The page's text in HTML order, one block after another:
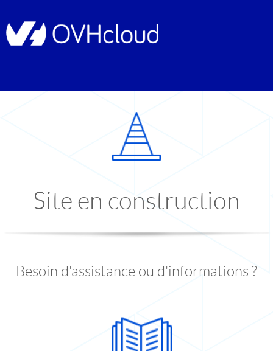
Site en construction
Besoin d'assistance ou d'informations ?